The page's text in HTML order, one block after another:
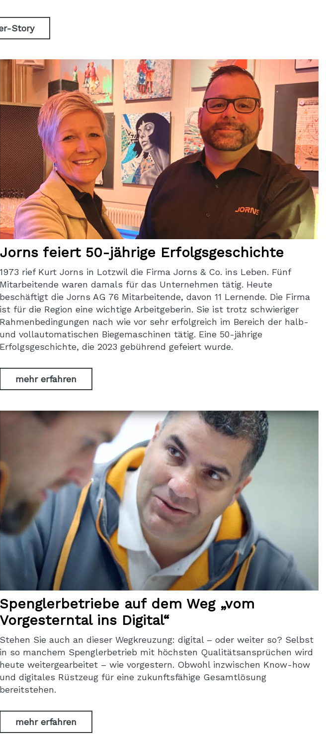
Story
Jorns feiert 50-jährige Erfolgsgeschichte
1973 rief Kurt Jorns in Lotzwil die Firma Jorns & Co. ins Leben. Fünf
Mitarbeitende waren damals für das Unternehmen tätig. Heute
beschäftigt die Jorns AG 76 Mitarbeitende, davon 11 Lernende. Die Firma
ist für die Region eine wichtige Arbeitgeberin. Sie ist trotz schwieriger
Rahmenbedingungen nach wie vor sehr erfolgreich im Bereich der halb-
und vollautomatischen Biegemaschinen tätig. Eine 50-jährige
Erfolgsgeschichte, die 2023 gebührend gefeiert wurde.
mehr erfahren
Spenglerbetriebe auf dem Weg „vom
Vorgesterntal ins Digital“
Stehen Sie auch an dieser Wegkreuzung: digital – oder weiter so? Selbst
in so manchem Spenglerbetrieb mit höchsten Qualitätsansprüchen wird
heute weitergearbeitet – wie vorgestern. Obwohl inzwischen Know-how
und digitales Rüstzeug für eine zukunftsfähige Gesamtlösung
bereitstehen.
mehr erfahren